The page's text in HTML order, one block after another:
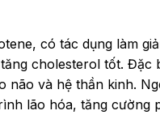
có tác dụng làm
cholesterol tốt. Đặc
não và hệ thần kinh.
lão hóa, tăng cường